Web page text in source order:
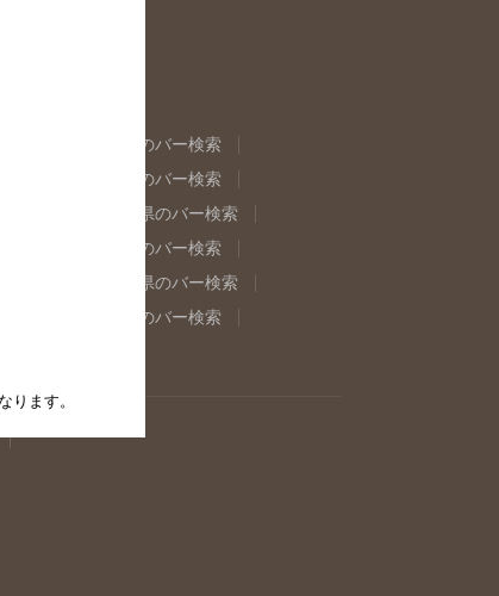
福島県のバー検索
東京都のバー検索
岐阜県のバー検索
検索
奈良県のバー検索
島根県のバー検索
佐賀県のバー検索
ります。